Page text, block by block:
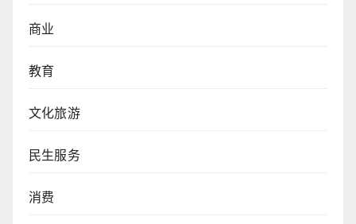
商业
教育
文化旅游
民生服务
消费